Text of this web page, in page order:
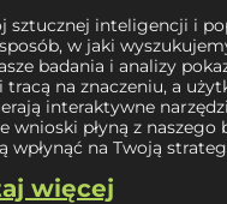
sztucznej inteligencji i
w jaki
badania i analizy
tracą na znaczeniu, a
interaktywne
wnioski płyną z naszego
wpłynąć na Twoją
więcej